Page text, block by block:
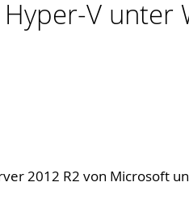
V unter
2012 R2 von Microsoft